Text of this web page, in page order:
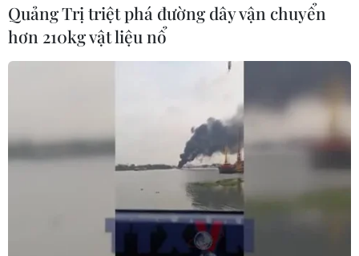
Quảng Trị triệt phá đường dây vận chuyển
hơn 210kg vật liệu nổ